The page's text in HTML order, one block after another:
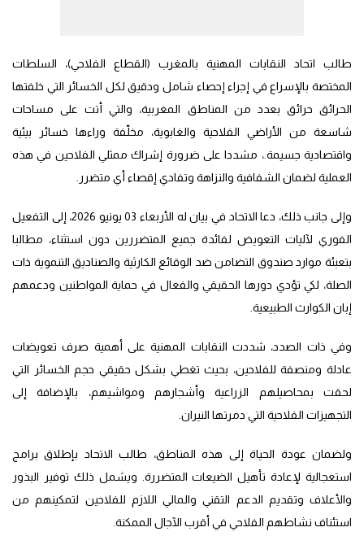
طالب اتحاد النقابات المهنية بالمغرب (القطاع الفلاحي)، السلطات
المختصة بالإسراع في إجراء إحصاء شامل ودقيق لكل الخسائر التي خلفتها
الحرائق حرائق بعدد من المناطق المغربية، والتي أتت على مساحات
شاسعة من الأراضي الفلاحية والغابوية، مخلّفة وراءها خسائر بيئية
واقتصادية جسيمة.، مشددا على ضرورة إشراك ممثلي الفلاحين في هذه
العملية لضمان الشفافية والنزاهة وتفادي إقصاء أي متضرر.
وإلى جانب ذلك، دعا الاتحاد في بيان له الأربعاء 03 يونيو 2026، إلى التفعيل
الفوري لآليات التعويض لفائدة جميع المتضررين دون استثناء، مطالبا
بتعبئة موارد صندوق التضامن ضد الوقائع الكارثية والصناديق التنموية ذات
الصلة، لكي تؤدي دورها الحقيقي والفعال في حماية المواطنين ودعمهم
إبان الكوارث الطبيعية.
وفي ذات الصدد، شددت النقابات المهنية على أهمية صرف تعويضات
عادلة ومنصفة للفلاحين، بحيث تغطي بشكل حقيقي حجم الخسائر التي
لحقت بمحاصيلهم الزراعية وأشجارهم ومواشيهم، بالإضافة إلى
التجهيزات الفلاحية التي دمرتها النيران.
ولضمان عودة الحياة إلى هذه المناطق، طالب الاتحاد بإطلاق برامج
استعجالية لإعادة تأهيل الضيعات المتضررة. ويشمل ذلك توفير البذور
والأعلاف وتقديم الدعم التقني والمالي اللازم للفلاحين لتمكينهم من
استئناف نشاطهم الفلاحي في أقرب الآجال الممكنة.